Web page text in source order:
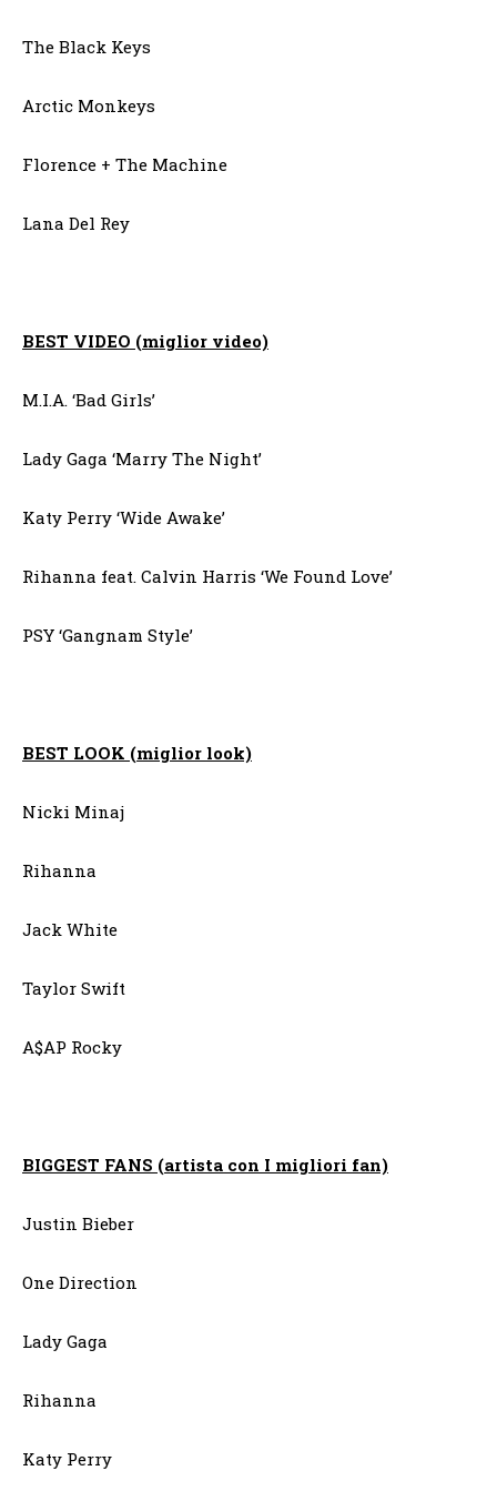
The Black Keys
Arctic Monkeys
Florence + The Machine
Lana Del Rey
BEST VIDEO (miglior video)
M.I.A. ‘Bad Girls’
Lady Gaga ‘Marry The Night’
Katy Perry ‘Wide Awake’
Rihanna feat. Calvin Harris ‘We Found Love’
PSY ‘Gangnam Style’
BEST LOOK (miglior look)
Nicki Minaj
Rihanna
Jack White
Taylor Swift
A$AP Rocky
BIGGEST FANS (artista con I migliori fan)
Justin Bieber
One Direction
Lady Gaga
Rihanna
Katy Perry